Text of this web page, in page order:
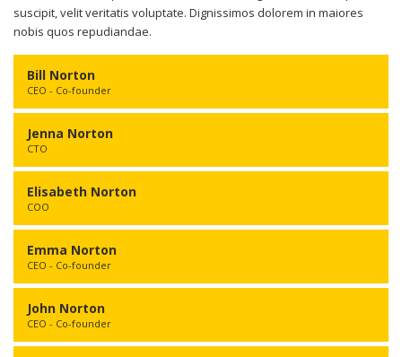
suscipit, velit veritatis voluptate. Dignissimos dolorem in maiores
nobis quos repudiandae.
Bill Norton
CEO - Co-founder
Jenna Norton
CTO
Elisabeth Norton
COO
Emma Norton
CEO - Co-founder
John Norton
CEO - Co-founder